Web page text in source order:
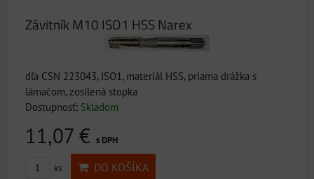
Závitník M10 ISO1 HSS Narex
dľa CSN 223043, ISO1, materiál HSS, priama drážka s
lámačom, zosílená stopka
Dostupnosť: Skladom
11,07 € s DPH
ks DO KOŠÍKA